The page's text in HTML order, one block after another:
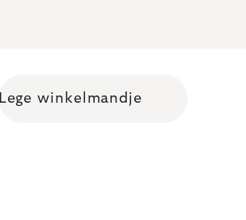
Shopping cart
Lege winkelmandje